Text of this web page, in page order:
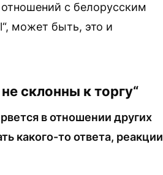
с белорусским
может быть, это и
склонны к торгу“
в отношении других
какого-то ответа, реакции